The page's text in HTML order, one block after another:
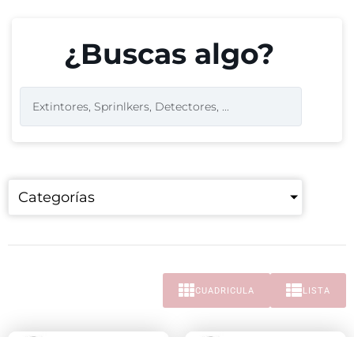
¿Buscas algo?
Categorías
CUADRICULA LISTA